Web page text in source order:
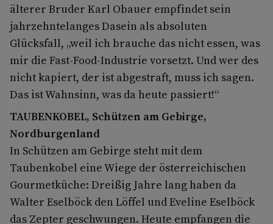
älterer Bruder Karl Obauer empfindet sein
jahrzehntelanges Dasein als absoluten
Glücksfall, „weil ich brauche das nicht essen, was
mir die Fast-Food-Industrie vorsetzt. Und wer des
nicht kapiert, der ist abgestraft, muss ich sagen.
Das ist Wahnsinn, was da heute passiert!“
TAUBENKOBEL, Schützen am Gebirge,
Nordburgenland
In Schützen am Gebirge steht mit dem
Taubenkobel eine Wiege der österreichischen
Gourmetküche: Dreißig Jahre lang haben da
Walter Eselböck den Löffel und Eveline Eselböck
das Zepter geschwungen. Heute empfangen die